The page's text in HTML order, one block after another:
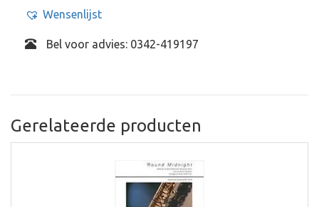
Wensenlijst
Bel voor advies: 0342-419197
Gerelateerde producten